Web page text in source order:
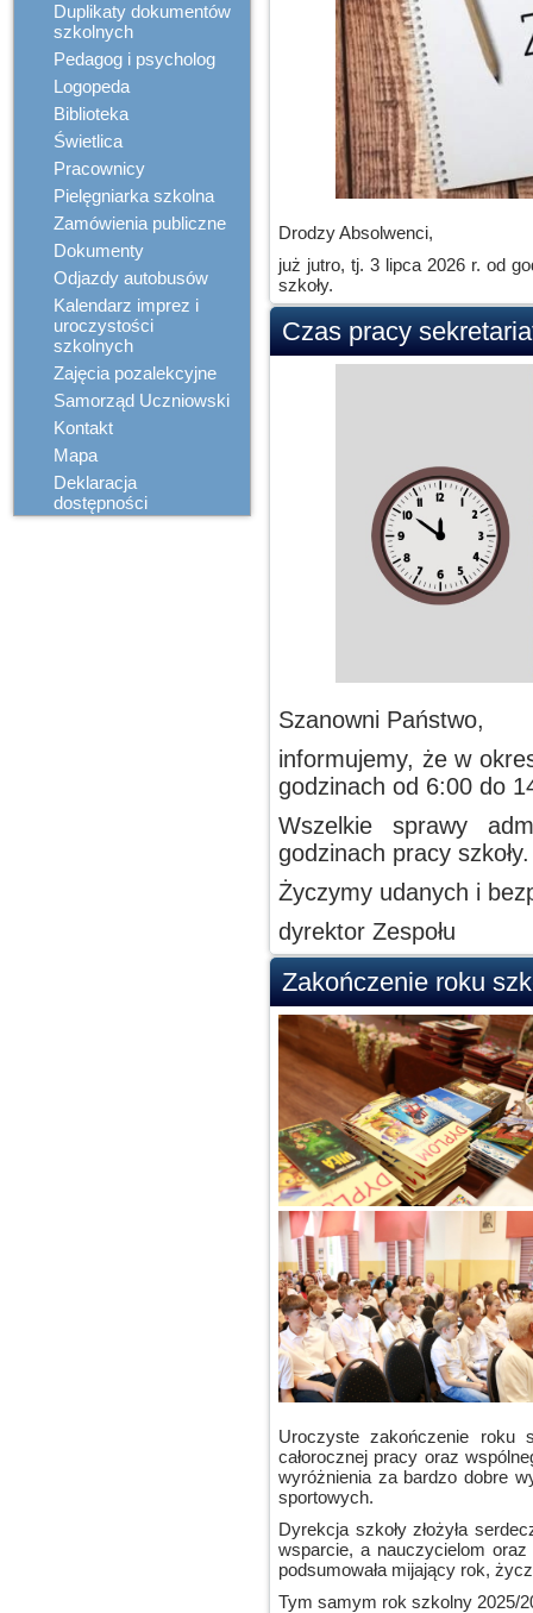
Duplikaty dokumentów
szkolnych
Pedagog i psycholog
Logopeda
Biblioteka
Świetlica
Pracownicy
Pielęgniarka szkolna
Zamówienia publiczne
Dokumenty
Odjazdy autobusów
Kalendarz imprez i
uroczystości
szkolnych
Zajęcia pozalekcyjne
Samorząd Uczniowski
Kontakt
Mapa
Deklaracja
dostępności
Drodzy Absolwenci,
już jutro, tj. 3 lipca 2026 r. od
szkoły.
Czas pracy
Szanowni Państwo,
informujemy, że w
godzinach od 6:00 do
Wszelkie sprawy
godzinach pracy szkoły.
Życzymy udanych i
dyrektor Zespołu
Zakończenie roku
Uroczyste zakończenie roku
całorocznej pracy oraz
wyróżnienia za bardzo dobre
sportowych.
Dyrekcja szkoły złożyła
wsparcie, a nauczycielom
podsumowała mijający rok,
Tym samym rok szkolny 2025/